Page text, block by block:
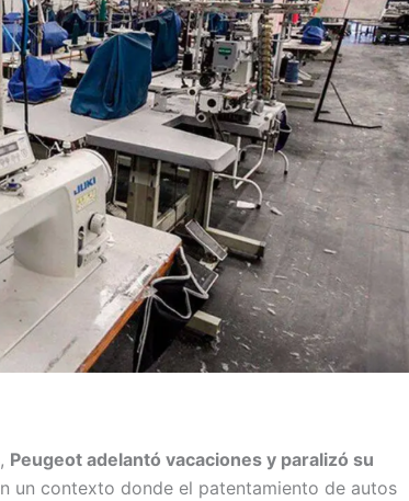
Peugeot adelantó vacaciones y paralizó su
un contexto donde el patentamiento de autos